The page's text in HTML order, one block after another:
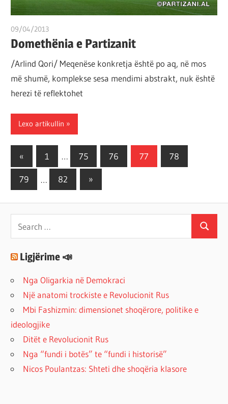
09/04/2013
Domethënia e Partizanit
/Arlind Qori/ Meqenëse konkretja është po aq, në mos
më shumë, komplekse sesa mendimi abstrakt, nuk është
herezi të reflektohet
Lexo artikullin
Posts
pagination
« Previous
Posts
1 … 75 76 77 78
79 … 82
Next
Posts
»
for:
Search
Ligjërime 📣
Nga Oligarkia në Demokraci
Një anatomi trockiste e Revolucionit Rus
Mbi Fashizmin: dimensionet shoqërore, politike e
ideologjike
Ditët e Revolucionit Rus
Nga “fundi i botës” te “fundi i historisë”
Nicos Poulantzas: Shteti dhe shoqëria klasore